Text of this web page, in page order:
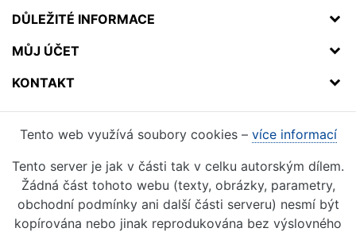
DŮLEŽITÉ INFORMACE
MŮJ ÚČET
KONTAKT
Tento web využívá soubory cookies – více informací
Tento server je jak v části tak v celku autorským dílem.
Žádná část tohoto webu (texty, obrázky, parametry,
obchodní podmínky ani další části serveru) nesmí být
kopírována nebo jinak reprodukována bez výslovného